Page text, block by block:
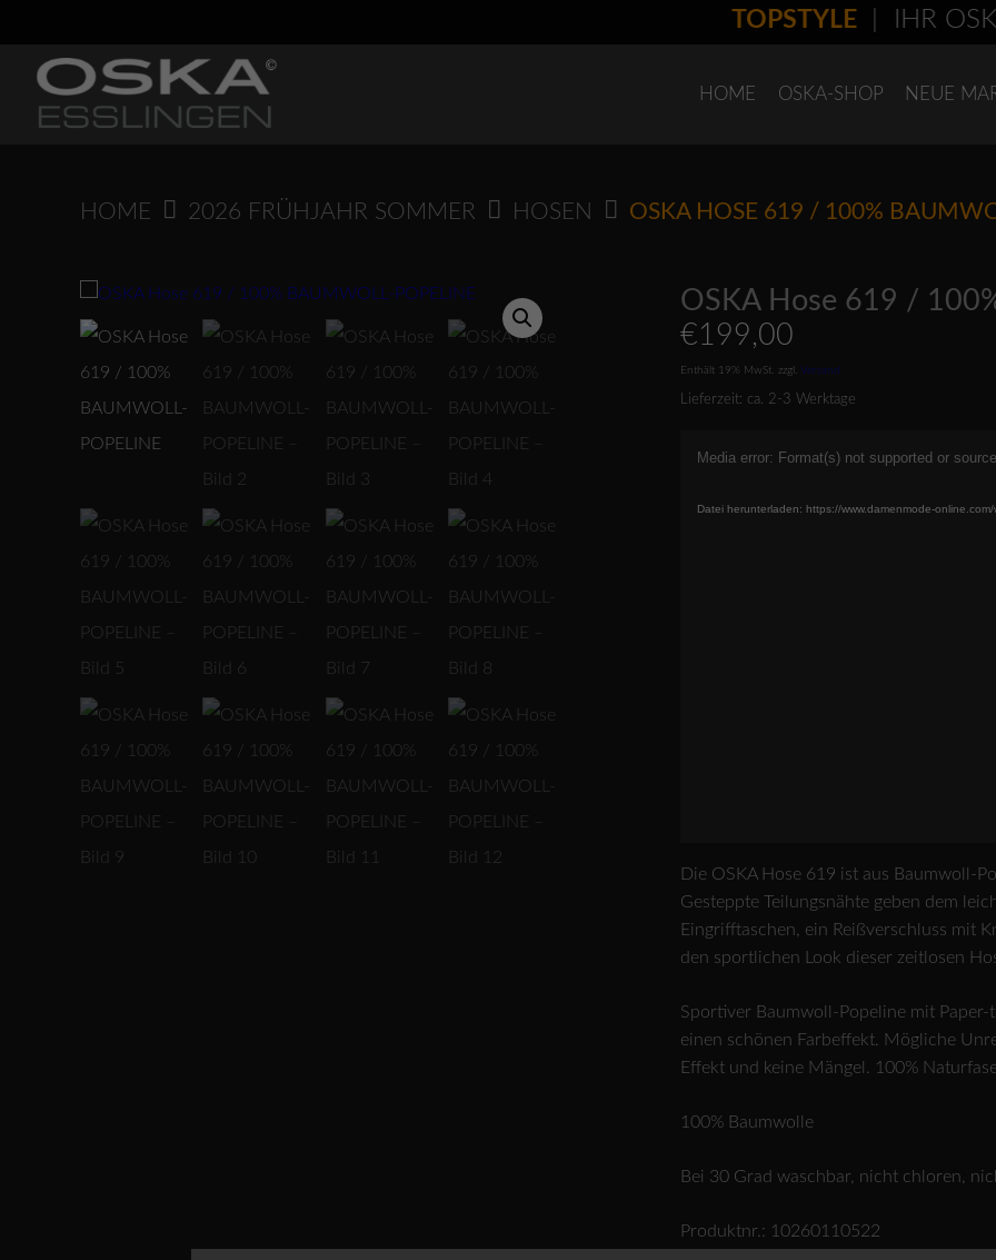
TOPSTYLE| IHR
HOME OSKA-SHOP NEUE
HOME 2026 FRÜHJAHR SOMMER HOSEN OSKA HOSE 619 / 100%
OSKA Hose 619 /
€199,00
Enthält 19% MwSt. zzgl. Versand
Lieferzeit: ca. 2-3 Werktage
Media error: Format(s) not supported or
Datei herunterladen: https://www.damenmode-
Die OSKA Hose 619 ist aus Baumwoll-
Gesteppte Teilungsnähte geben dem
Eingrifftaschen, ein Reißverschluss mit
den sportlichen Look dieser zeitlosen
Sportiver Baumwoll-Popeline mit
einen schönen Farbeffekt. Mögliche
Effekt und keine Mängel. 100%
100% Baumwolle
Bei 30 Grad waschbar, nicht chloren,
Produktnr.: 10260110522